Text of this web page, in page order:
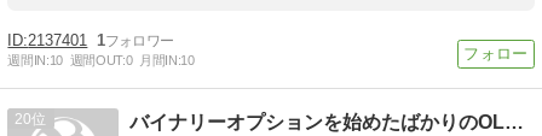
2137401 1
週間IN:10 週間OUT:0 月間IN:10
20 バイナリーオプションを始めたばかりのOLの日記